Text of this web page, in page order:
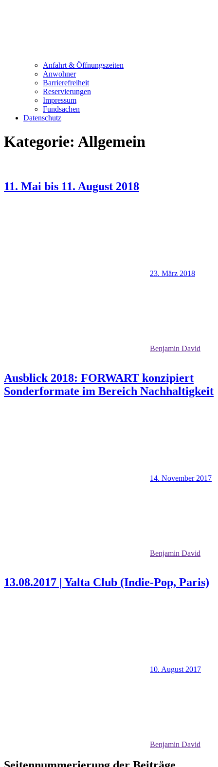
Anfahrt & Öffnungszeiten
Anwohner
Barrierefreiheit
Reservierungen
Impressum
Fundsachen
Datenschutz
Kategorie: Allgemein
11. Mai bis 11. August 2018
23. März 2018
Benjamin David
Ausblick 2018: FORWART konzipiert
Sonderformate im Bereich Nachhaltigkeit
14. November 2017
Benjamin David
13.08.2017 | Yalta Club (Indie-Pop, Paris)
10. August 2017
Benjamin David